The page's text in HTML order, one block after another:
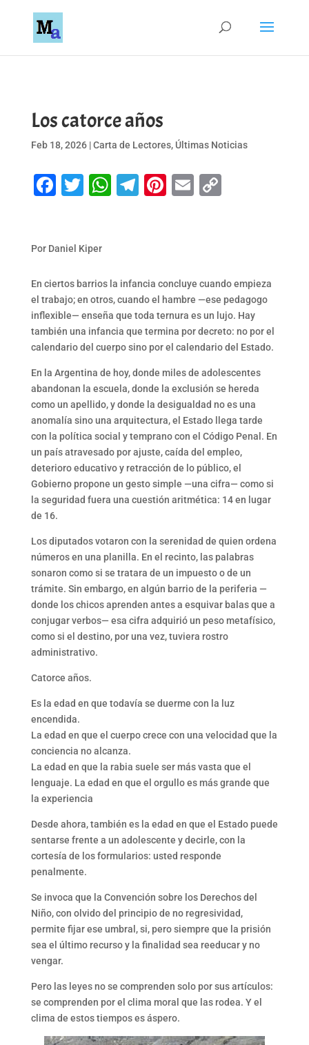
Los catorce años
Feb 18, 2026|Carta de Lectores, Últimas Noticias
Facebook
Twitter
WhatsApp
Telegram
Pinterest
EmailCopy
Por Daniel Kiper
En ciertos barrios la infancia concluye cuando empieza
el trabajo; en otros, cuando el hambre —ese pedagogo
inflexible— enseña que toda ternura es un lujo. Hay
también una infancia que termina por decreto: no por el
calendario del cuerpo sino por el calendario del Estado.
En la Argentina de hoy, donde miles de adolescentes
abandonan la escuela, donde la exclusión se hereda
como un apellido, y donde la desigualdad no es una
anomalía sino una arquitectura, el Estado llega tarde
con la política social y temprano con el Código Penal. En
un país atravesado por ajuste, caída del empleo,
deterioro educativo y retracción de lo público, el
Gobierno propone un gesto simple —una cifra— como si
la seguridad fuera una cuestión aritmética: 14 en lugar
de 16.
Los diputados votaron con la serenidad de quien ordena
números en una planilla. En el recinto, las palabras
sonaron como si se tratara de un impuesto o de un
trámite. Sin embargo, en algún barrio de la periferia —
donde los chicos aprenden antes a esquivar balas que a
conjugar verbos— esa cifra adquirió un peso metafísico,
como si el destino, por una vez, tuviera rostro
administrativo.
Catorce años.
Es la edad en que todavía se duerme con la luz
encendida.
La edad en que el cuerpo crece con una velocidad que la
conciencia no alcanza.
La edad en que la rabia suele ser más vasta que el
lenguaje. La edad en que el orgullo es más grande que
la experiencia
Desde ahora, también es la edad en que el Estado puede
sentarse frente a un adolescente y decirle, con la
cortesía de los formularios: usted responde
penalmente.
Se invoca que la Convención sobre los Derechos del
Niño, con olvido del principio de no regresividad,
permite fijar ese umbral, si, pero siempre que la prisión
sea el último recurso y la finalidad sea reeducar y no
vengar.
Pero las leyes no se comprenden solo por sus artículos:
se comprenden por el clima moral que las rodea. Y el
clima de estos tiempos es áspero.